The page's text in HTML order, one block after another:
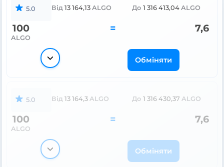
5.0 Від 13 164,13 ALGO До 1 316 413,04 ALGO
100
ALGO
= 7,6
Обміняти
5.0 Від 13 164,3 ALGO До 1 316 430,37 ALGO
100
ALGO
= 7,6
Обміняти